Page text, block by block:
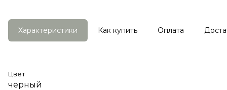
Характеристики Как купить Оплата
Цвет
черный